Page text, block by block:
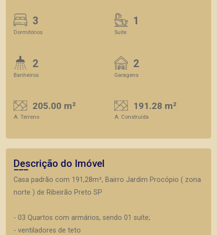
3
Dormitórios
1
Suite
2
Banheiros
2
Garagens
205.00 m²
A. Terreno
191.28 m²
A. Construída
Descrição do Imóvel
Casa padrão com 191,28m², Bairro Jardim Procópio ( zona
norte ) de Ribeirão Preto SP
- 03 Quartos com armários, sendo 01 suíte;
- ventiladores de teto